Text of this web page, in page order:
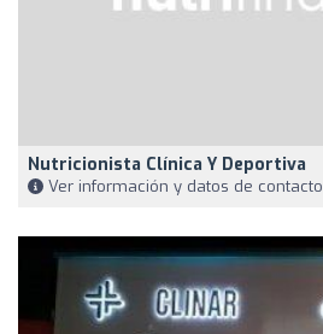
Nutricionista Clínica Y Deportiva
Ver información y datos de contacto